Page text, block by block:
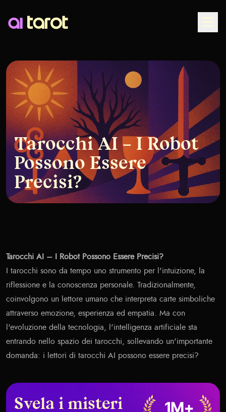
Tarocchi AI – I Robot
Possono Essere
Precisi?
Tarocchi AI – I Robot Possono Essere Precisi?
I tarocchi sono da tempo uno strumento per l'intuizione, la
riflessione e la conoscenza personale. Tradizionalmente,
coinvolgono un lettore umano che interpreta carte simboliche
attraverso emozione, esperienza ed empatia. Ma con
l'evoluzione della tecnologia, l'intelligenza artificiale sta
entrando nello spazio dei tarocchi, sollevando un'importante
domanda: i lettori di tarocchi AI possono essere precisi?
Svela i misteri